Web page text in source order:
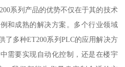
系列产品的优势不仅在于其的技术
和成熟的解决方案。多个行业领域
了多种ET200系列PLC的应用解决方
需要实现自动化控制，还是在楼宇